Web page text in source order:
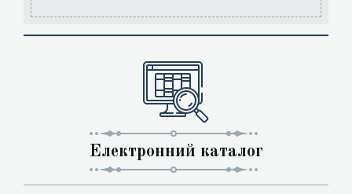
Електронний каталог